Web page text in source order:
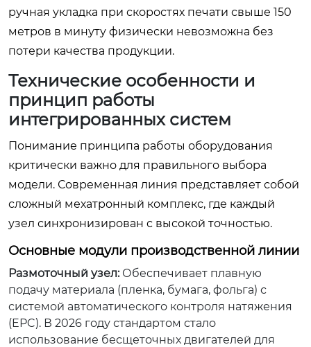
ручная укладка при скоростях печати свыше 150
метров в минуту физически невозможна без
потери качества продукции.
Технические особенности и
принцип работы
интегрированных систем
Понимание принципа работы оборудования
критически важно для правильного выбора
модели. Современная линия представляет собой
сложный мехатронный комплекс, где каждый
узел синхронизирован с высокой точностью.
Основные модули производственной линии
Размоточный узел:Обеспечивает плавную
подачу материала (пленка, бумага, фольга) с
системой автоматического контроля натяжения
(EPC). В 2026 году стандартом стало
использование бесщеточных двигателей для